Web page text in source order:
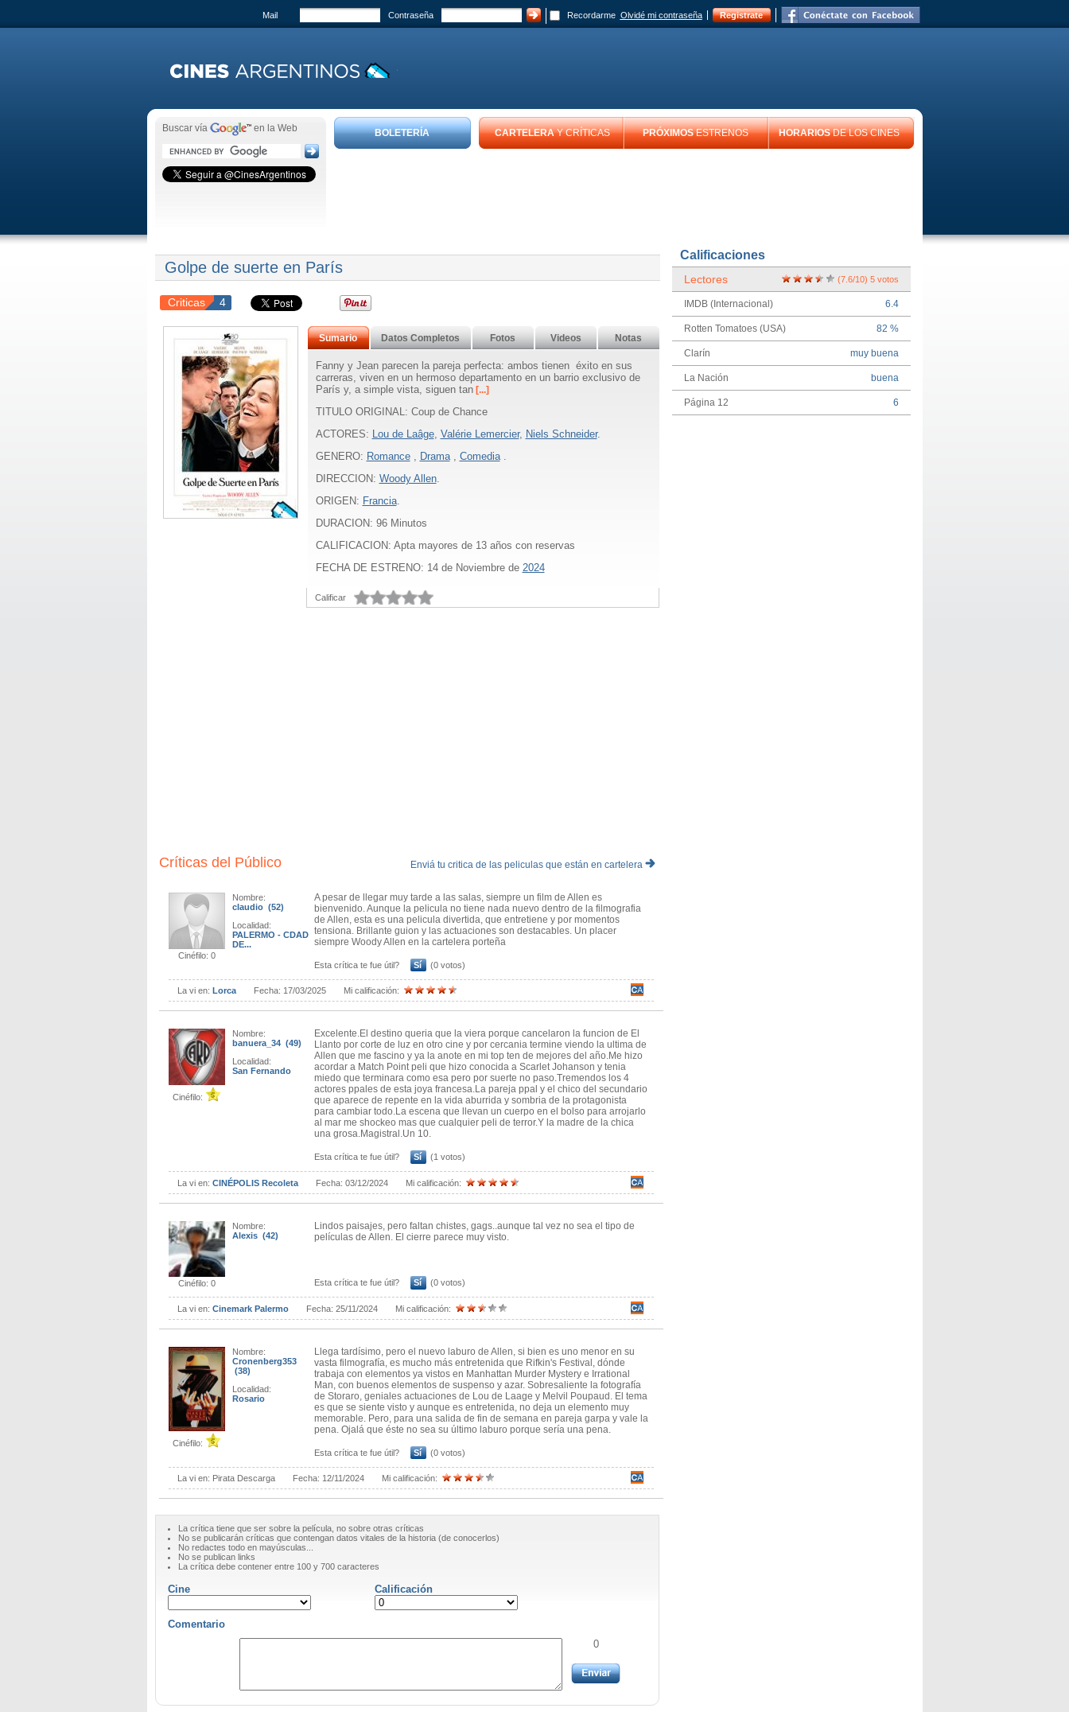
Mail Contraseña Recordarme Olvidé mi contraseña Registrate
Buscar vía en la Web BOLETERÍA CARTELERAY CRÍTICAS PRÓXIMOSESTRENOS HORARIOSDE LOS CINES
Golpe de suerte en París
Criticas 4
Sumario Datos Completos Fotos Videos Notas
Fanny y Jean parecen la pareja perfecta: ambos tienen éxito en sus
carreras, viven en un hermoso departamento en un barrio exclusivo de
París y, a simple vista, siguen tan[...]
TITULO ORIGINAL: Coup de Chance
ACTORES: Lou de Laâge, Valérie Lemercier, Niels Schneider.
GENERO: Romance, Drama, Comedia.
DIRECCION: Woody Allen.
ORIGEN: Francia.
DURACION: 96Minutos
CALIFICACION: Apta mayores de 13 años con reservas
FECHA DE ESTRENO: 14 de Noviembre de 2024
Calificar
Enviá tu critica de las peliculas que están en cartelera
Críticas del Público
Cinéfilo: 0
Nombre:
claudio (52)
Localidad:
PALERMO - CDAD
DE...
A pesar de llegar muy tarde a las salas, siempre un film de Allen es
bienvenido. Aunque la pelicula no tiene nada nuevo dentro de la filmografia
de Allen, esta es una pelicula divertida, que entretiene y por momentos
tensiona. Brillante guion y las actuaciones son destacables. Un placer
siempre Woody Allen en la cartelera porteña
Esta crítica te fue útil? Sí (0 votos)
La vi en:Lorca Fecha: 17/03/2025 Mi calificación:
Cinéfilo:
Nombre:
banuera_34 (49)
Localidad:
San Fernando
Excelente.El destino queria que la viera porque cancelaron la funcion de El
Llanto por corte de luz en otro cine y por cercania termine viendo la ultima de
Allen que me fascino y ya la anote en mi top ten de mejores del año.Me hizo
acordar a Match Point peli que hizo conocida a Scarlet Johanson y tenia
miedo que terminara como esa pero por suerte no paso.Tremendos los 4
actores ppales de esta joya francesa.La pareja ppal y el chico del secundario
que aparece de repente en la vida aburrida y sombria de la protagonista
para cambiar todo.La escena que llevan un cuerpo en el bolso para arrojarlo
al mar me shockeo mas que cualquier peli de terror.Y la madre de la chica
una grosa.Magistral.Un 10.
Esta crítica te fue útil? Sí (1 votos)
La vi en:CINÉPOLIS Recoleta Fecha:03/12/2024 Mi calificación:
Cinéfilo: 0
Nombre:
Alexis (42)
Lindos paisajes, pero faltan chistes, gags..aunque tal vez no sea el tipo de
películas de Allen. El cierre parece muy visto.
Esta crítica te fue útil? Sí (0 votos)
La vi en:Cinemark Palermo Fecha:25/11/2024 Mi calificación:
Cinéfilo:
Nombre:
Cronenberg353
(38)
Localidad:
Rosario
Llega tardísimo, pero el nuevo laburo de Allen, si bien es uno menor en su
vasta filmografía, es mucho más entretenida que Rifkin's Festival, dónde
trabaja con elementos ya vistos en Manhattan Murder Mystery e Irrational
Man, con buenos elementos de suspenso y azar. Sobresaliente la fotografía
de Storaro, geniales actuaciones de Lou de Laage y Melvil Poupaud. El tema
es que se siente visto y aunque es entretenida, no deja un elemento muy
memorable. Pero, para una salida de fin de semana en pareja garpa y vale la
pena. Ojalá que éste no sea su último laburo porque sería una pena.
Esta crítica te fue útil? Sí (0 votos)
La vi en: Pirata Descarga Fecha: 12/11/2024 Mi calificación:
La crítica tiene que ser sobre la película, no sobre otras críticas
No se publicarán críticas que contengan datos vitales de la historia (de conocerlos)
No redactes todo en mayúsculas...
No se publican links
La crítica debe contener entre 100 y 700 caracteres
Cine Calificación
Comentario
0
Calificaciones
Lectores (7.6/10) 5votos
IMDB (Internacional) 6.4
Rotten Tomatoes (USA) 82 %
Clarín muy buena
La Nación buena
Página 12 6